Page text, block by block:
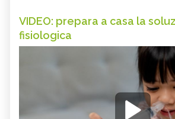
VIDEO: prepara a casa la
fisiologica